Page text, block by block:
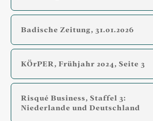
Badische Zeitung, 31.01.2026
KÖrPER, Frühjahr 2024, Seite 3
Risqué Business, Staffel 3:
Niederlande und Deutschland